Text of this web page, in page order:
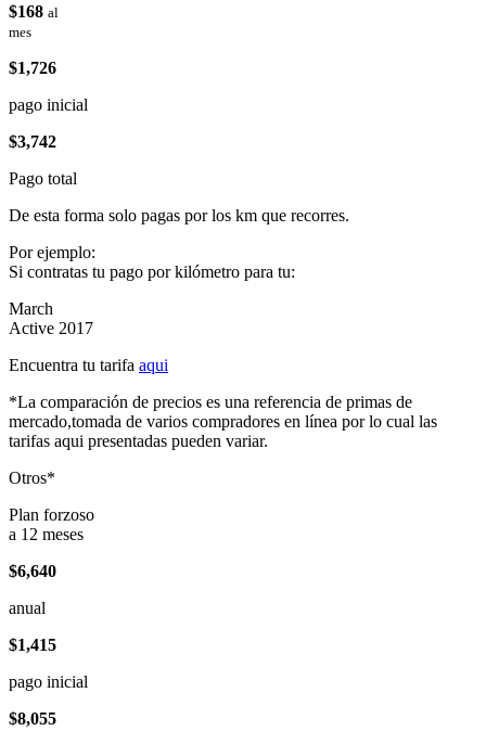
$168 al
mes
$1,726
pago inicial
$3,742
Pago total
De esta forma solo pagas por los km que recorres.
Por ejemplo:
Si contratas tu pago por kilómetro para tu:
March
Active 2017
Encuentra tu tarifa aqui
*La comparación de precios es una referencia de primas de
mercado,tomada de varios compradores en línea por lo cual las
tarifas aqui presentadas pueden variar.
Otros*
Plan forzoso
a 12 meses
$6,640
anual
$1,415
pago inicial
$8,055